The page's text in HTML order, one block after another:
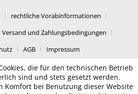
rechtliche Vorabinformationen
Versand und Zahlungsbedingungen
AGB Impressum
die für den technischen Betrieb
sind und stets gesetzt werden.
Komfort bei Benutzung dieser Website